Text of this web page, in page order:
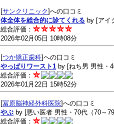
[サンクリニック]への口コミ
体全体を総合的に診てくれる by [アイ
総合評価：
2026年02月05日 10時08分
[つか矯正歯科]への口コミ
やっぱりワースト1 by [ねち男 男性・
総合評価：
2026年01月22日 15時52分
[冨原脳神経外科医院]への口コミ
やぶ by [悪い医者 男性・70代（70～
総合評価：